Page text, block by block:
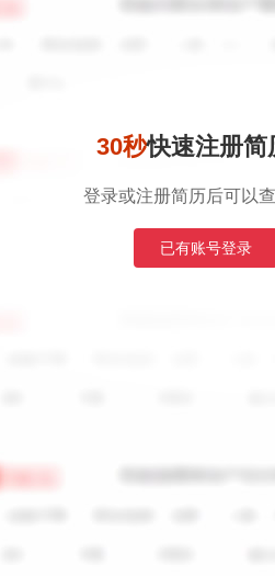
30秒快速注册简
登录或注册简历后可以
已有账号登录